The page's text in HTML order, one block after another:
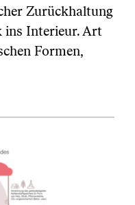
Zurückhaltung
ins Interieur. Art
Formen,